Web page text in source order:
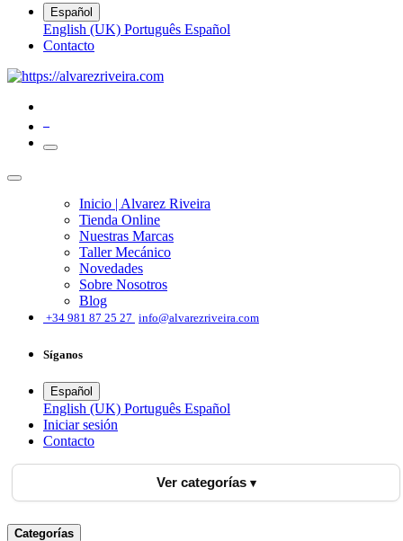
Español
English (UK) Português Español
​Contacto
Inicio | Alvarez Riveira
Tienda Online
Nuestras Marcas
Taller Mecánico
Novedades
Sobre Nosotros
Blog
+34 981 87 25 27 info@alvarezriveira.com
Síganos
Español
English (UK) Português Español
Iniciar sesión
​Contacto
Ver categorías
Categorías